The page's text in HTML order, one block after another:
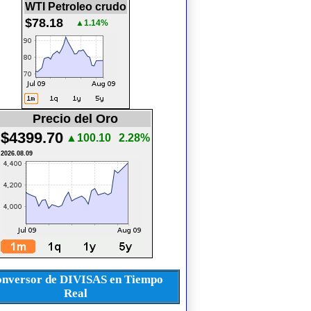
WTI Petroleo crudo
$78.18 ▲1.14%
Precio del Oro
$4399.70 ▲100.10 2.28%
2026.08.09
de DIVISAS en Tiempo
Real